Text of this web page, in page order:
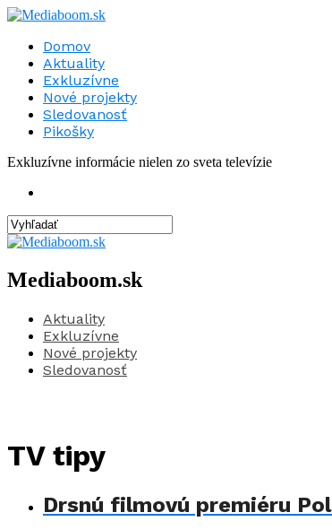
Domov
Aktuality
Exkluzívne
Nové projekty
Sledovanosť
Pikošky
Exkluzívne informácie nielen zo sveta televízie
Mediaboom.sk
Aktuality
Exkluzívne
Nové projekty
Sledovanosť
TV tipy
Drsnú filmovú premiéru